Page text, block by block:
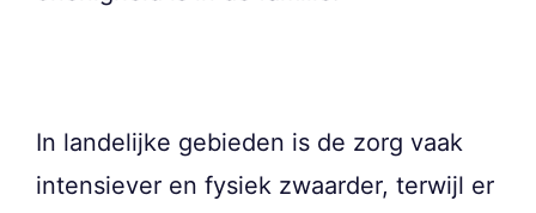
In landelijke gebieden is de zorg vaak
intensiever en fysiek zwaarder, terwijl er